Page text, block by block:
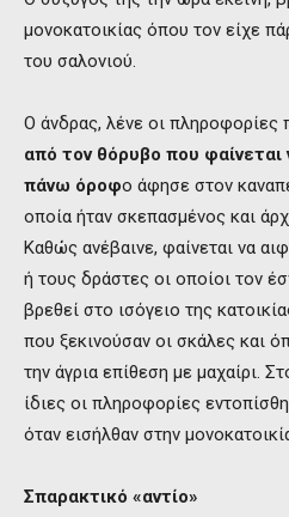
μονοκατοικίας όπου τον είχε
του σαλονιού.
Ο άνδρας, λένε οι πληροφορίες
από τον θόρυβο που
πάνω όροφο άφησε στον
οποία ήταν σκεπασμένος και
Καθώς ανέβαινε, φαίνεται να
ή τους δράστες οι οποίοι τον
βρεθεί στο ισόγειο της
που ξεκινούσαν οι σκάλες και
την άγρια επίθεση με μαχαίρι.
ίδιες οι πληροφορίες
όταν εισήλθαν στην
Σπαρακτικό «αντίο»